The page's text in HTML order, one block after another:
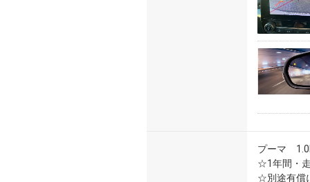
プーマ
☆1年間・
☆別途有償